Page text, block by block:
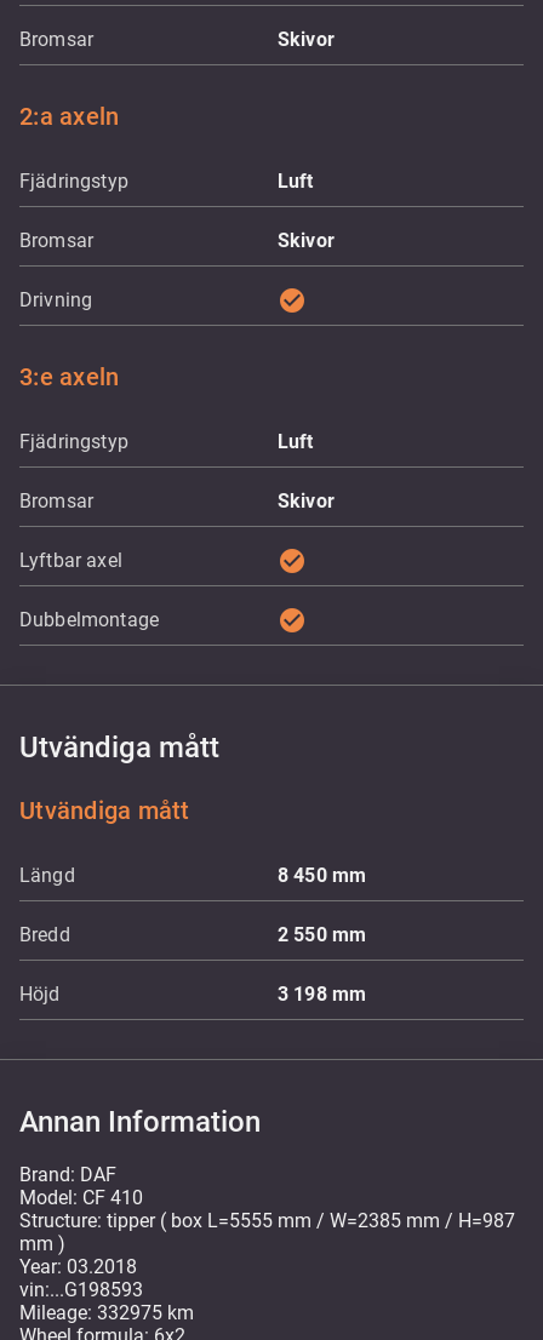
Bromsar Skivor
2:a axeln
Fjädringstyp Luft
Bromsar Skivor
Drivning check_circle
3:e axeln
Fjädringstyp Luft
Bromsar Skivor
Lyftbar axel check_circle
Dubbelmontage check_circle
Utvändiga mått
Utvändiga mått
Längd 8 450 mm
Bredd 2 550 mm
Höjd 3 198 mm
Annan Information
Brand: DAF
Model: CF 410
Structure: tipper ( box L=5555 mm / W=2385 mm / H=987
mm )
Year: 03.2018
vin:...G198593
Mileage: 332975 km